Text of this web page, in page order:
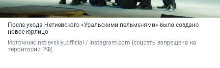
После ухода Нетиевского «Уральскими пельменями» было создано
новое юрлицо
Источник: netievskiy_official / Instagram.com (соцсеть запрещена на
территории РФ)